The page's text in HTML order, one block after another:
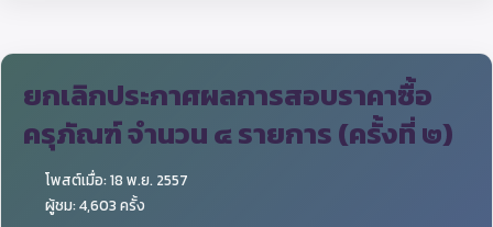
ยกเลิกประกาศผลการสอบราคาซื้อ
ครุภัณฑ์ จำนวน ๔ รายการ (ครั้งที่ ๒)
โพสต์เมื่อ: 18 พ.ย. 2557
ผู้ชม: 4,603 ครั้ง